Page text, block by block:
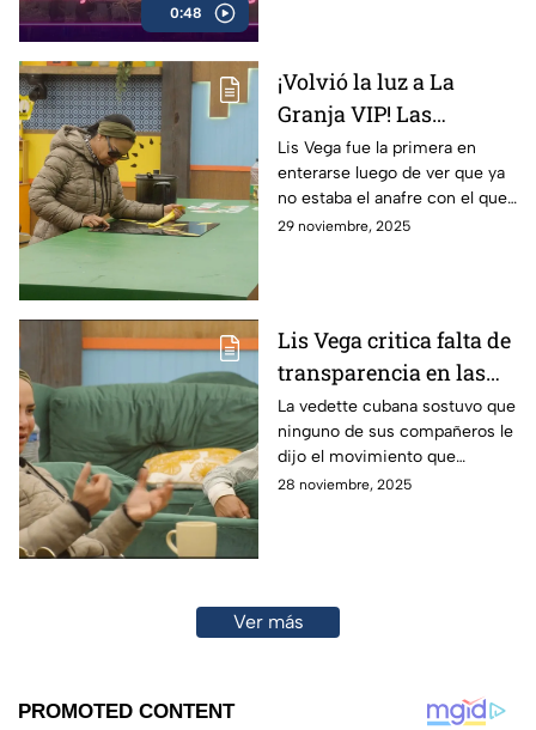
0:48
¡Volvió la luz a La
Granja VIP! Las
celebridades ya pueden
volver a usar aparatos
que requieran
electricidad
Lis Vega fue la primera en
enterarse luego de ver que ya
no estaba el anafre con el que
cocinaban
29 noviembre, 2025
Lis Vega critica falta de
transparencia en las
estrategias de La
Granja VIP: "¿En qué
momento?"
La vedette cubana sostuvo que
ninguno de sus compañeros le
dijo el movimiento que
planearon para la semana
28 noviembre, 2025
Ver más